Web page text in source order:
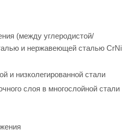
(между углеродистой/
и нержавеющей сталью CrNi
и низколегированной стали
слоя в многослойной стали